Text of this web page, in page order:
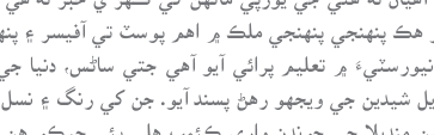
هر هڪ پنهنجي پنهنجي ملڪ ۾ اهم پوسٽ تي آفيسر ۽
۾ تعليم پرائي آيو آهي جتي ساڻس، دنيا
شيدين جي ويجهو رهڻ پسند آيو. جن کي رنگ ۽ نسل
منڊيلا جي چونڊن واري ڪئمپ هلي پئي جيڪو